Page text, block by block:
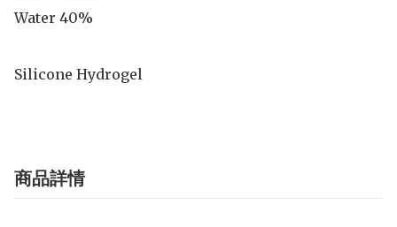
Water 40%
Silicone Hydrogel
商品詳情